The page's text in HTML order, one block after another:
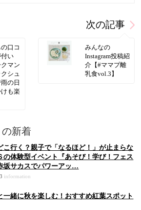
口コ
付い
マン
シュ
の日
も楽
次の記事
みんなの
Instagram投稿紹
介【#ママプ離
乳食vol.3】
新着
こ行く？親子で「なるほど！」が止まらな
の体験型イベント『あそび！学び！フェス
坂サカスでパワーアッ…
information
一緒に秋を楽しむ！おすすめ紅葉スポット